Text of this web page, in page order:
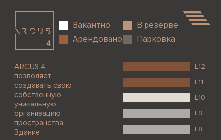
Вакантно
В резерве
Арендовано
Парковка
ARCUS 4
позволяет
создавать свою
собственную
уникальную
организацию
пространства.
Здание
L12
L11
L10
L9
L8